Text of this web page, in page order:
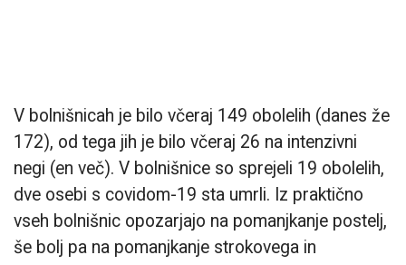
V bolnišnicah je bilo včeraj 149 obolelih (danes že
172), od tega jih je bilo včeraj 26 na intenzivni
negi (en več). V bolnišnice so sprejeli 19 obolelih,
dve osebi s covidom-19 sta umrli. Iz praktično
vseh bolnišnic opozarjajo na pomanjkanje postelj,
še bolj pa na pomanjkanje strokovega in